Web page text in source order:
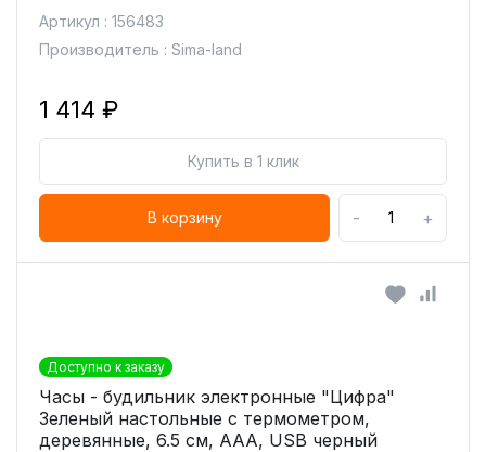
Артикул : 156483
Производитель : Sima-land
1 414 ₽
Купить в 1 клик
В корзину - +
Доступно к заказу
Часы - будильник электронные "Цифра"
Зеленый настольные с термометром,
деревянные, 6.5 см, ААА, USB черный